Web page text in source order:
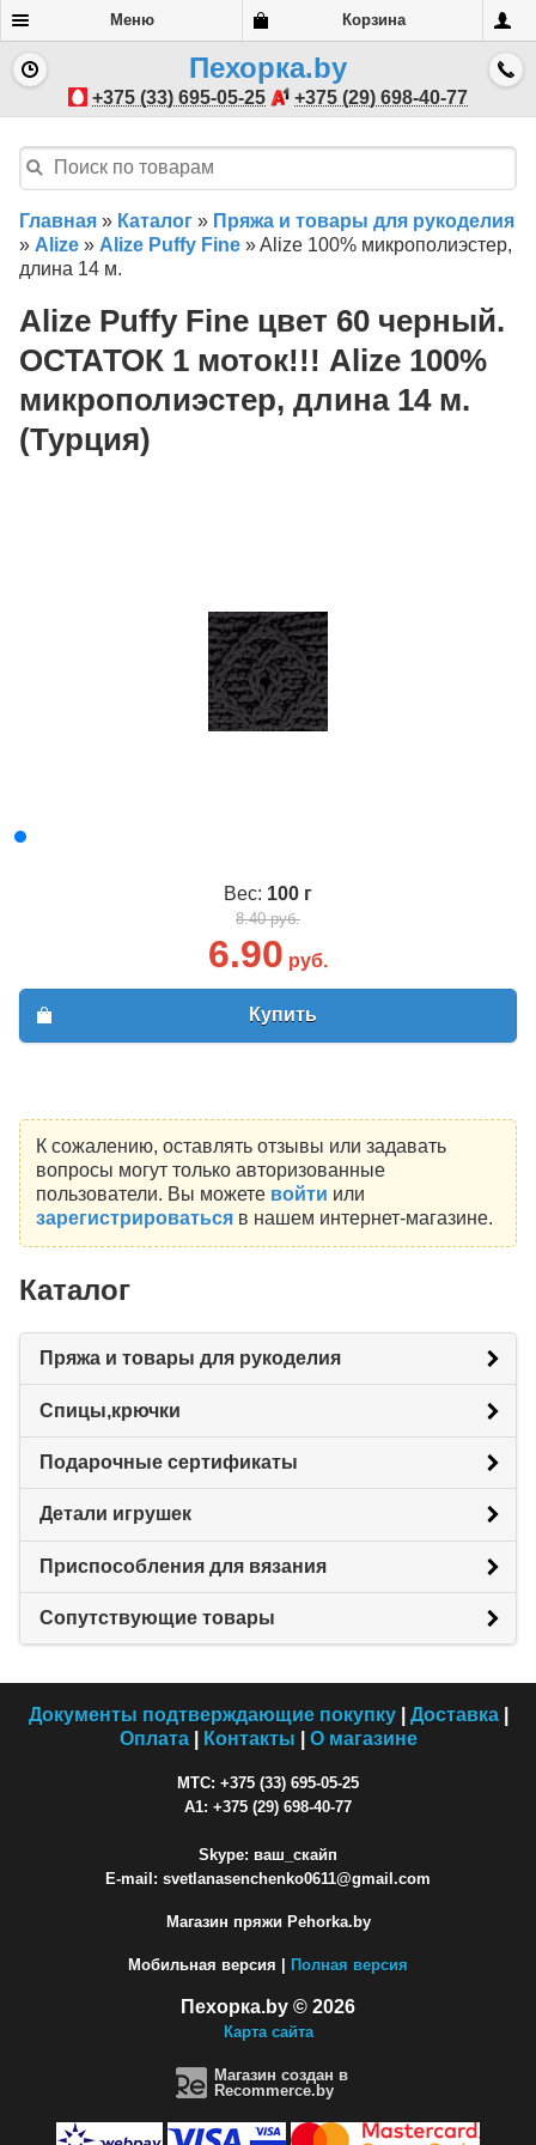
Меню Корзина
Пехорка.by
+375 (33) 695-05-25 +375 (29) 698-40-77
Главная » Каталог » Пряжа и товары для рукоделия
» Alize » Alize Puffy Fine »Alize 100% микрополиэстер,
длина 14 м.
Alize Puffy Fine цвет 60 черный.
ОСТАТОК 1 моток!!! Alize 100%
микрополиэстер, длина 14 м.
(Турция)
Вес: 100 г
8.40 руб.
6.90 руб.
Купить
К сожалению, оставлять отзывы или задавать
вопросы могут только авторизованные
пользователи. Вы можете войти или
зарегистрироватьсяв нашем интернет-магазине.
Каталог
Пряжа и товары для рукоделия
Спицы,крючки
Подарочные сертификаты
Детали игрушек
Приспособления для вязания
Сопутствующие товары
Документы подтверждающие покупку| Доставка|
Оплата| Контакты О магазине
МТС: +375 (33) 695-05-25
A1: +375 (29) 698-40-77
Skype: ваш_скайп
E-mail: svetlanasenchenko0611@gmail.com
Магазин пряжи Pehorka.by
Мобильная версия | Полная версия
Пехорка.by © 2026
Карта сайта
Магазин создан в
Recommerce.by